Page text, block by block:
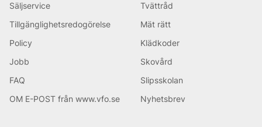
Säljservice
Tillgänglighetsredogörelse
Policy
Jobb
FAQ
OM E-POST från www.vfo.se
Tvättråd
Mät rätt
Klädkoder
Skovård
Slipsskolan
Nyhetsbrev